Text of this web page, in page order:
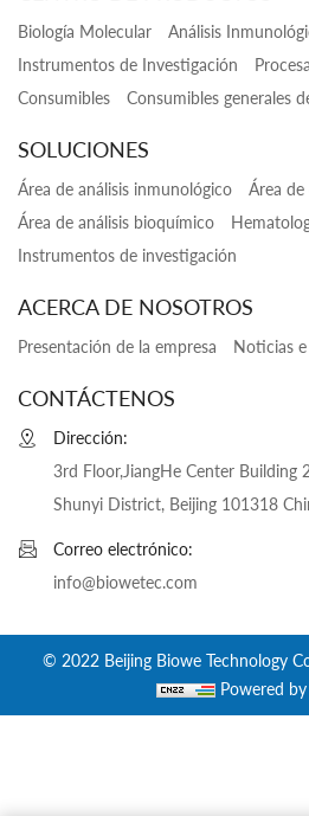
Biología Molecular
Análisis
Instrumentos de Investigación
Consumibles
Consumibles generales
SOLUCIONES
Área de análisis inmunológico
Área
Área de análisis bioquímico
Instrumentos de investigación
ACERCA DE NOSOTROS
Presentación de la empresa Noticias
CONTÁCTENOS
Dirección:
3rd Floor,JiangHe Center Building
Shunyi District, Beijing 101318
Correo electrónico:
info@biowetec.com
© 2022 Beijing Biowe Technology
Powered